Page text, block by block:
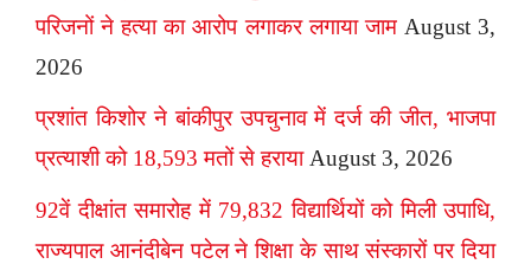
परिजनों ने हत्या का आरोप लगाकर लगाया जाम August 3,
2026
प्रशांत किशोर ने बांकीपुर उपचुनाव में दर्ज की जीत, भाजपा
प्रत्याशी को 18,593 मतों से हराया August 3, 2026
92वें दीक्षांत समारोह में 79,832 विद्यार्थियों को मिली उपाधि,
राज्यपाल आनंदीबेन पटेल ने शिक्षा के साथ संस्कारों पर दिया